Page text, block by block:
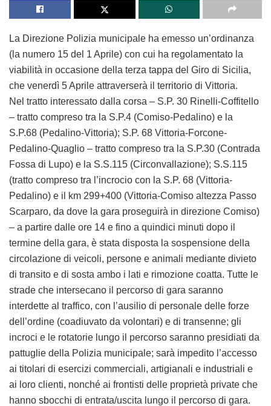
La Direzione Polizia municipale ha emesso un’ordinanza
(la numero 15 del 1 Aprile) con cui ha regolamentato la
viabilità in occasione della terza tappa del Giro di Sicilia,
che venerdì 5 Aprile attraverserà il territorio di Vittoria.
Nel tratto interessato dalla corsa – S.P. 30 Rinelli-Coffitello
– tratto compreso tra la S.P.4 (Comiso-Pedalino) e la
S.P.68 (Pedalino-Vittoria); S.P. 68 Vittoria-Forcone-
Pedalino-Quaglio – tratto compreso tra la S.P.30 (Contrada
Fossa di Lupo) e la S.S.115 (Circonvallazione); S.S.115
(tratto compreso tra l’incrocio con la S.P. 68 (Vittoria-
Pedalino) e il km 299+400 (Vittoria-Comiso altezza Passo
Scarparo, da dove la gara proseguirà in direzione Comiso)
– a partire dalle ore 14 e fino a quindici minuti dopo il
termine della gara, è stata disposta la sospensione della
circolazione di veicoli, persone e animali mediante divieto
di transito e di sosta ambo i lati e rimozione coatta. Tutte le
strade che intersecano il percorso di gara saranno
interdette al traffico, con l’ausilio di personale delle forze
dell’ordine (coadiuvato da volontari) e di transenne; gli
incroci e le rotatorie lungo il percorso saranno presidiati da
pattuglie della Polizia municipale; sarà impedito l’accesso
ai titolari di esercizi commerciali, artigianali e industriali e
ai loro clienti, nonché ai frontisti delle proprietà private che
hanno sbocchi di entrata/uscita lungo il percorso di gara.